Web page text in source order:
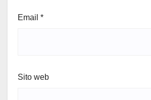
Email *
Sito web